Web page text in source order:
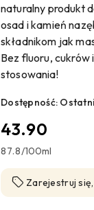
naturalny produkt
osad i kamień
składnikom jak
Bez fluoru,
stosowania!
Dostępność:
cena:
43.90
87.8/100ml
Zarejestruj